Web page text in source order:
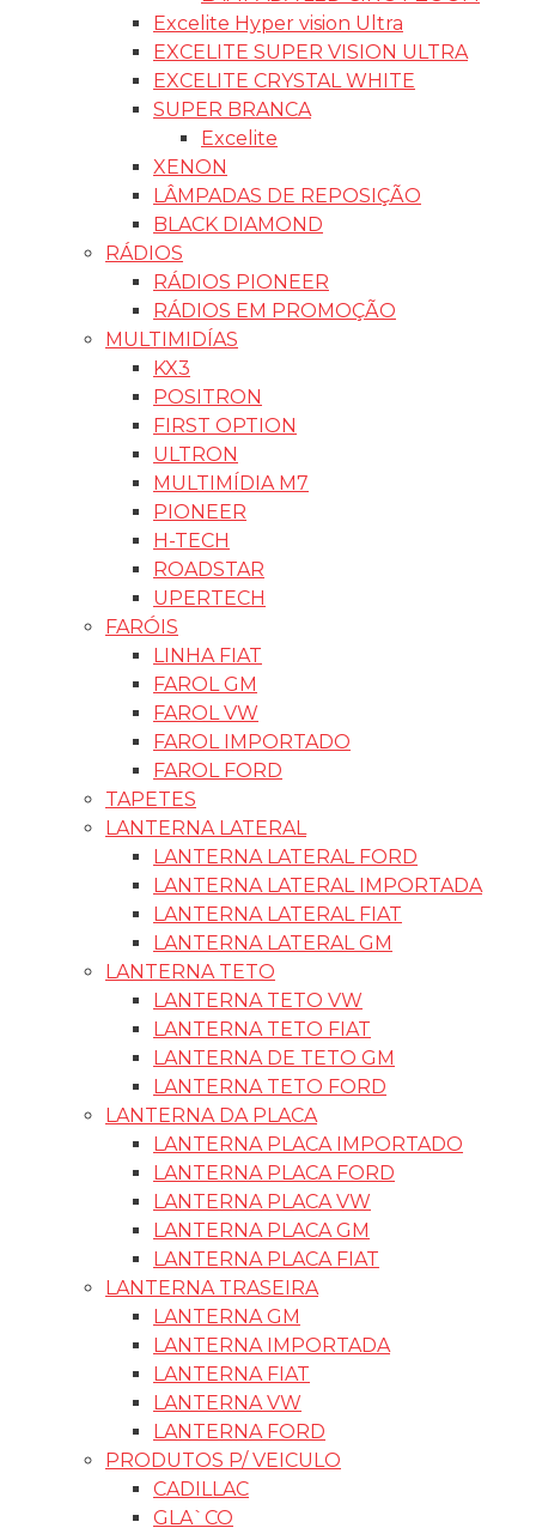
Excelite Hyper vision Ultra
EXCELITE SUPER VISION ULTRA
EXCELITE CRYSTAL WHITE
SUPER BRANCA
Excelite
XENON
LÂMPADAS DE REPOSIÇÃO
BLACK DIAMOND
RÁDIOS
RÁDIOS PIONEER
RÁDIOS EM PROMOÇÃO
MULTIMIDÍAS
KX3
POSITRON
FIRST OPTION
ULTRON
MULTIMÍDIA M7
PIONEER
H-TECH
ROADSTAR
UPERTECH
FARÓIS
LINHA FIAT
FAROL GM
FAROL VW
FAROL IMPORTADO
FAROL FORD
TAPETES
LANTERNA LATERAL
LANTERNA LATERAL FORD
LANTERNA LATERAL IMPORTADA
LANTERNA LATERAL FIAT
LANTERNA LATERAL GM
LANTERNA TETO
LANTERNA TETO VW
LANTERNA TETO FIAT
LANTERNA DE TETO GM
LANTERNA TETO FORD
LANTERNA DA PLACA
LANTERNA PLACA IMPORTADO
LANTERNA PLACA FORD
LANTERNA PLACA VW
LANTERNA PLACA GM
LANTERNA PLACA FIAT
LANTERNA TRASEIRA
LANTERNA GM
LANTERNA IMPORTADA
LANTERNA FIAT
LANTERNA VW
LANTERNA FORD
PRODUTOS P/ VEICULO
CADILLAC
GLA`CO